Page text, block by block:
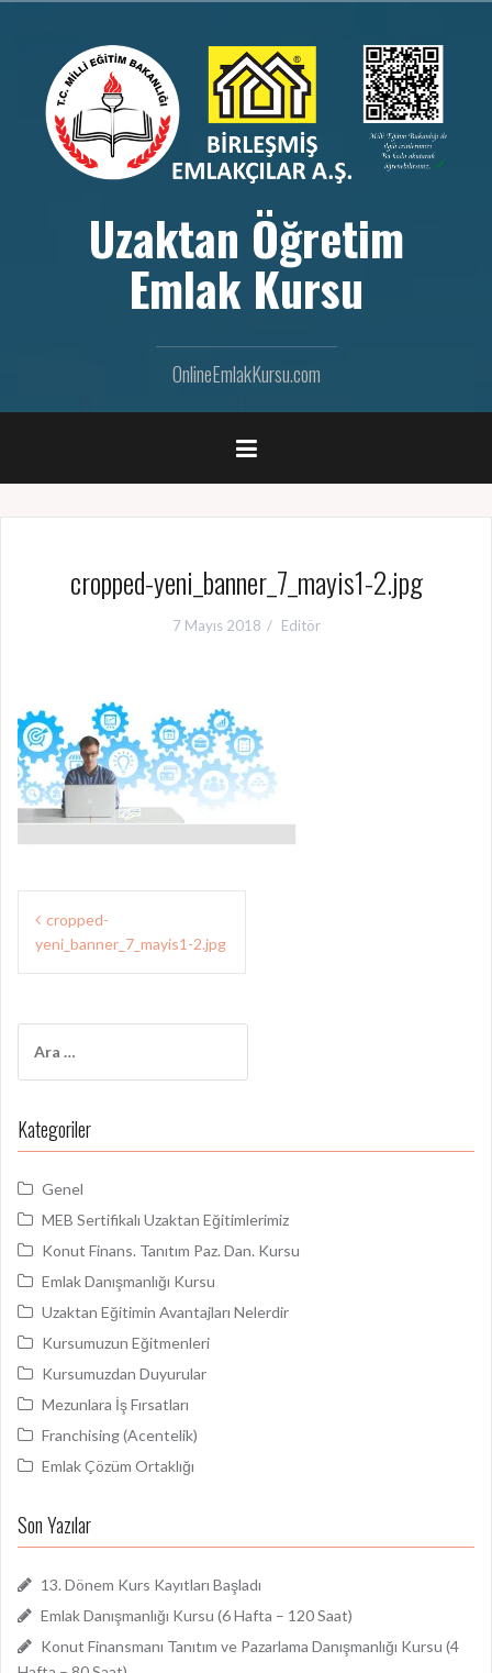
Uzaktan Öğretim
Emlak Kursu
OnlineEmlakKursu.com
cropped-yeni_banner_7_mayis1-2.jpg
7 Mayıs 2018 Editör
ı
d
o
l
a
ş
ı
m
ı
cropped-
yeni_banner_7_mayis1-2.jpg
a
a
:
Kategoriler
Genel
MEB Sertifikalı Uzaktan Eğitimlerimiz
Konut Finans. Tanıtım Paz. Dan. Kursu
Emlak Danışmanlığı Kursu
Uzaktan Eğitimin Avantajları Nelerdir
Kursumuzun Eğitmenleri
Kursumuzdan Duyurular
Mezunlara İş Fırsatları
Franchising (Acentelik)
Emlak Çözüm Ortaklığı
Son Yazılar
13. Dönem Kurs Kayıtları Başladı
Emlak Danışmanlığı Kursu (6 Hafta – 120 Saat)
Konut Finansmanı Tanıtım ve Pazarlama Danışmanlığı Kursu (4